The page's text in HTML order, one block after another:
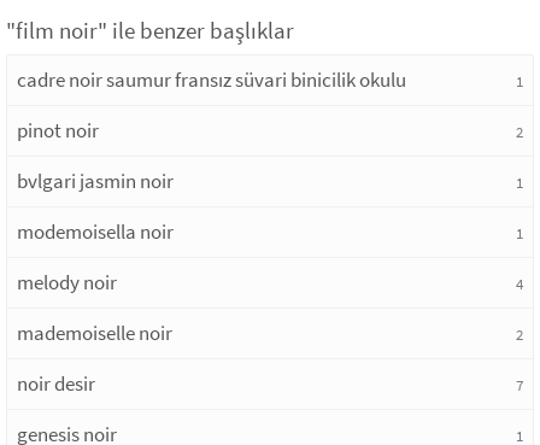
"film noir" ile benzer başlıklar
cadre noir saumur fransız süvari binicilik okulu 1
pinot noir 2
bvlgari jasmin noir 1
modemoisella noir 1
melody noir 4
mademoiselle noir 2
noir desir 7
genesis noir 1